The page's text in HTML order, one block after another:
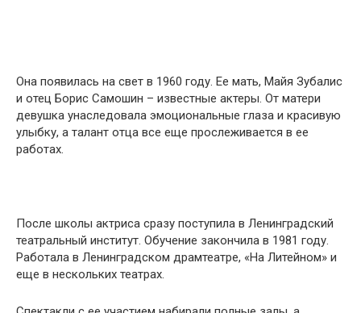
Она появилась на свет в 1960 году. Ее мать, Майя Зубалис
и отец Борис Самошин – известные актеры. От матери
девушка унаследовала эмоциональные глаза и красивую
улыбку, а талант отца все еще прослеживается в ее
работах.
После школы актриса сразу поступила в Ленинградский
театральный институт. Обучение закончила в 1981 году.
Работала в Ленинградском драмтеатре, «На Литейном» и
еще в нескольких театрах.